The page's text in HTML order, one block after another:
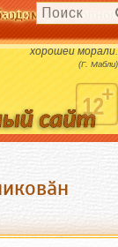
для
не отличается от
хорошей морали.
(Г. Мабли)